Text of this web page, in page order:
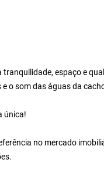
espaço e
o som das águas da
única!
no mercado